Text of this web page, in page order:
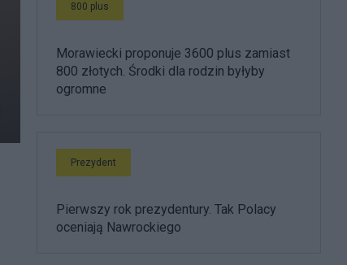
800 plus
Morawiecki proponuje 3600 plus zamiast
800 złotych. Środki dla rodzin byłyby
ogromne
Prezydent
Pierwszy rok prezydentury. Tak Polacy
oceniają Nawrockiego